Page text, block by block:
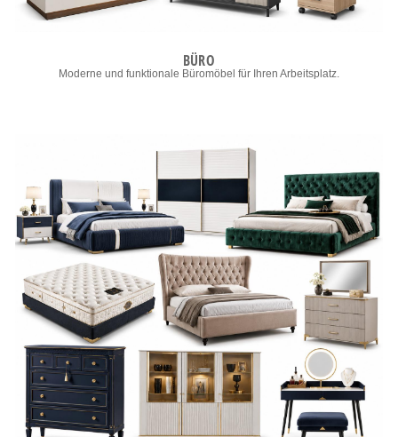
BÜRO
Moderne und funktionale Büromöbel für Ihren Arbeitsplatz.